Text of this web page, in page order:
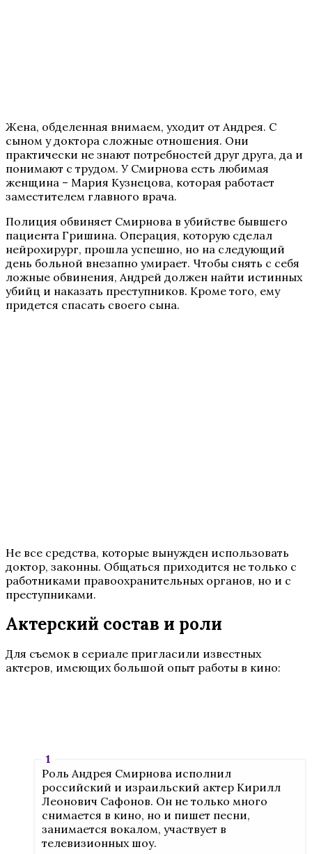
Жена, обделенная внимаем, уходит от Андрея. С
сыном у доктора сложные отношения. Они
практически не знают потребностей друг друга, да и
понимают с трудом. У Смирнова есть любимая
женщина – Мария Кузнецова, которая работает
заместителем главного врача.
Полиция обвиняет Смирнова в убийстве бывшего
пациента Гришина. Операция, которую сделал
нейрохирург, прошла успешно, но на следующий
день больной внезапно умирает. Чтобы снять с себя
ложные обвинения, Андрей должен найти истинных
убийц и наказать преступников. Кроме того, ему
придется спасать своего сына.
Не все средства, которые вынужден использовать
доктор, законны. Общаться приходится не только с
работниками правоохранительных органов, но и с
преступниками.
Актерский состав и роли
Для съемок в сериале пригласили известных
актеров, имеющих большой опыт работы в кино:
Роль Андрея Смирнова исполнил
российский и израильский актер Кирилл
Леонович Сафонов. Он не только много
снимается в кино, но и пишет песни,
занимается вокалом, участвует в
телевизионных шоу.